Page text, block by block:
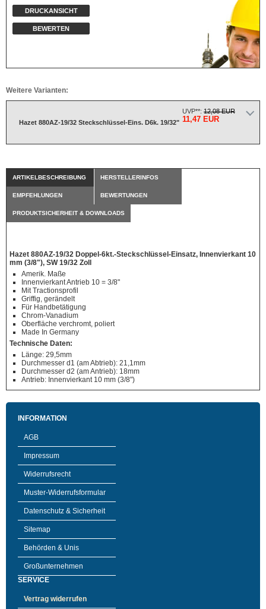
DRUCKANSICHT
BEWERTEN
Weitere Varianten:
Hazet 880AZ-19/32 Steckschlüssel-Eins. D6k. 19/32"
UVP**: 12,08 EUR
11,47 EUR
ARTIKELBESCHREIBUNG HERSTELLERINFOS
EMPFEHLUNGEN BEWERTUNGEN
PRODUKTSICHERHEIT & DOWNLOADS
Hazet 880AZ-19/32 Doppel-6kt.-Steckschlüssel-Einsatz, Innenvierkant 10
mm (3/8"), SW 19/32 Zoll
Amerik. Maße
Innenvierkant Antrieb 10 = 3/8"
Mit Tractionsprofil
Griffig, gerändelt
Für Handbetätigung
Chrom-Vanadium
Oberfläche verchromt, poliert
Made In Germany
Technische Daten:
Länge: 29,5mm
Durchmesser d1 (am Abtrieb): 21,1mm
Durchmesser d2 (am Antrieb): 18mm
Antrieb: Innenvierkant 10 mm (3/8")
INFORMATION
AGB
Impressum
Widerrufsrecht
Muster-Widerrufsformular
Datenschutz & Sicherheit
Sitemap
Behörden & Unis
Großunternehmen
SERVICE
Vertrag widerrufen